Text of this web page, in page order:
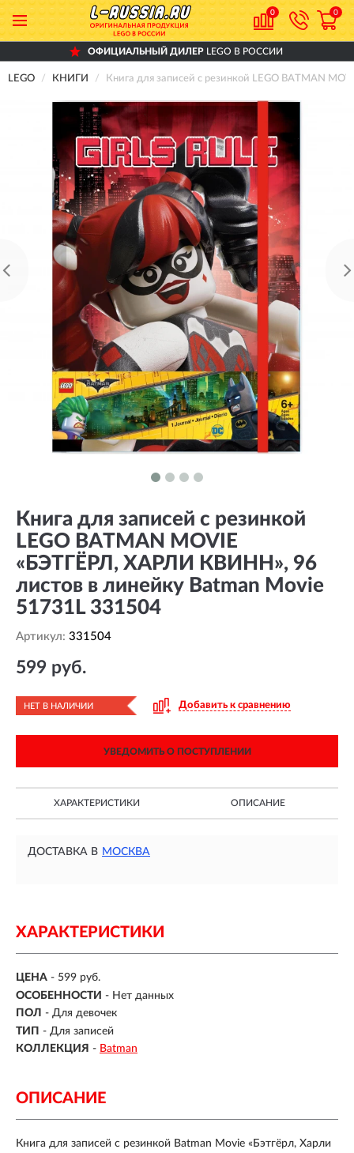
0 0
ОФИЦИАЛЬНЫЙ ДИЛЕР LEGO В РОССИИ
LEGO КНИГИ Книга для записей с резинкой LEGO BATMAN
Книга для записей с резинкой
LEGO BATMAN MOVIE
«БЭТГЁРЛ, ХАРЛИ КВИНН», 96
листов в линейку Batman Movie
51731L 331504
Артикул: 331504
599 руб.
НЕТ В НАЛИЧИИ Добавить к сравнению
УВЕДОМИТЬ О ПОСТУПЛЕНИИ
ХАРАКТЕРИСТИКИ ОПИСАНИЕ
ДОСТАВКА В МОСКВА
ХАРАКТЕРИСТИКИ
ЦЕНА - 599 руб.
ОСОБЕННОСТИ - Нет данных
ПОЛ - Для девочек
ТИП - Для записей
КОЛЛЕКЦИЯ - Batman
ОПИСАНИЕ
Книга для записей с резинкой Batman Movie «Бэтгёрл, Харли